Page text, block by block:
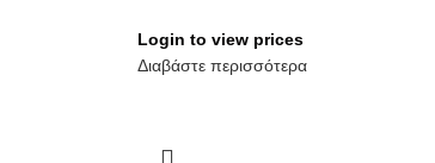
Login to view prices
Διαβάστε περισσότερα